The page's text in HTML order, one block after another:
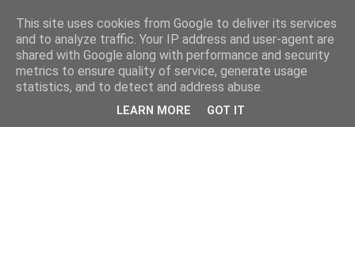
This site uses cookies from Google to deliver its services
and to analyze traffic. Your IP address and user-agent are
shared with Google along with performance and security
metrics to ensure quality of service, generate usage
statistics, and to detect and address abuse.
LEARN MORE GOT IT